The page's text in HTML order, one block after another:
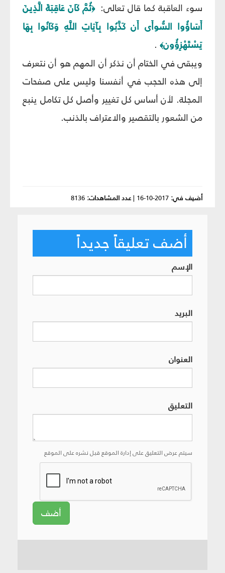
سوء العاقبة كما قال تعالى:
﴿ثُمَّ كَانَ عَاقِبَةَ الَّذِينَ
أَسَاؤُوا السُّوأَى أَن كَذَّبُوا بِآيَاتِ اللَّهِ وَكَانُوا بِهَا
يَسْتَهْزِؤُون﴾ .
ويبقى في الختام أن نذكر أن المهم هو أن نتعرف
إلى هذه الحجب في أنفسنا وليس على صفحات
المجلة. لأن أساس كل تغيير وأصل كل تكامل ينبع
من الشعور بالتقصير والاعتراف بالذنب.
أضيف في: 2017-10-16
|عدد المشاهدات: 8136
أضف تعليقاً جديداً
الإسم
البريد
العنوان
التعليق
سيتم عرض التعليق على إدارة الموقع قبل نشره على الموقع
أضف